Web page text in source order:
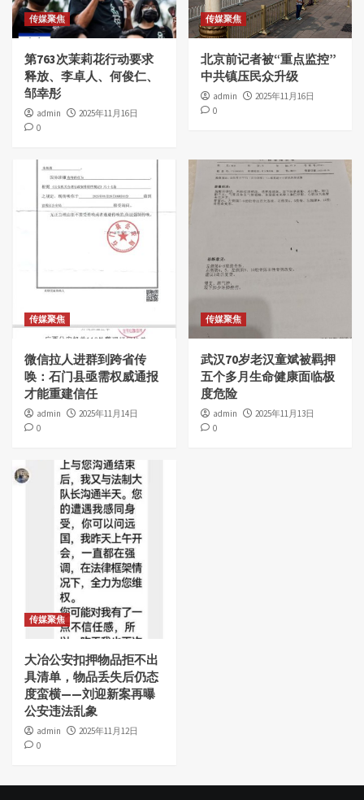
传媒聚焦
第763次茉莉花行动要求
释放、李卓人、何俊仁、
邹幸彤
admin
2025年11月16日
0
传媒聚焦
北京前记者被“重点监控”
中共镇压民众升级
admin
2025年11月16日
0
传媒聚焦
微信拉人进群到跨省传
唤：石门县亟需权威通报
才能重建信任
admin
2025年11月14日
0
传媒聚焦
武汉70岁老汉童斌被羁押
五个多月生命健康面临极
度危险
admin
2025年11月13日
0
传媒聚焦
大冶公安扣押物品拒不出
具清单，物品丢失后仍态
度蛮横——刘迎新案再曝
公安违法乱象
admin
2025年11月12日
0